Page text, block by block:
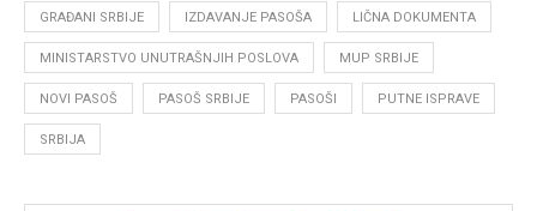
GRAĐANI SRBIJE IZDAVANJE PASOŠA LIČNA DOKUMENTA
MINISTARSTVO UNUTRAŠNJIH POSLOVA MUP SRBIJE
NOVI PASOŠ PASOŠ SRBIJE PASOŠI PUTNE ISPRAVE
SRBIJA